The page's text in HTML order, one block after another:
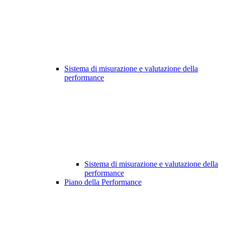
Sistema di misurazione e valutazione della
performance
Sistema di misurazione e valutazione della
performance
Piano della Performance